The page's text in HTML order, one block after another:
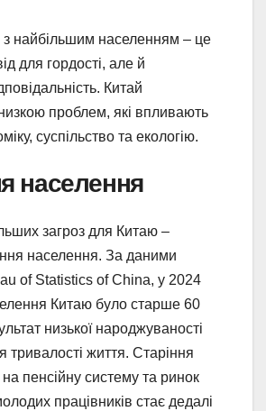
з найбільшим населенням – це
для гордості, але й
Китай
проблем, які впливають
суспільство та екологію.
населення
загроз для Китаю –
населення. За даними
of Statistics of China, у 2024
Китаю було старше 60
низької народжуваності
тривалості життя. Старіння
пенсійну систему та ринок
працівників стає дедалі